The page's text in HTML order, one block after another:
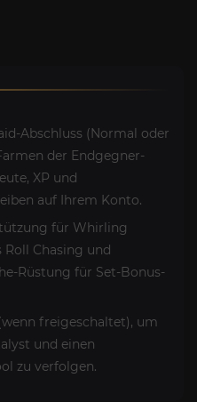
Abschluss (Normal oder
der Endgegner-
XP und
auf Ihrem Konto.
für Whirling
Chasing und
Rüstung für Set-Bonus-
freigeschaltet), um
und einen
zu verfolgen.